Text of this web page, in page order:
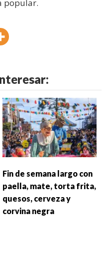
popular.
Fin de semana largo con
paella, mate, torta frita,
quesos, cerveza y
corvina negra